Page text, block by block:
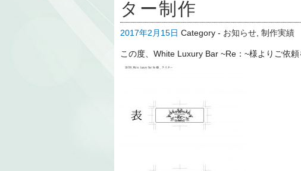
ター制作
2017年2月15日 Category - お知らせ 制作実績
この度、White Luxury Bar ~Re：~様よりご依